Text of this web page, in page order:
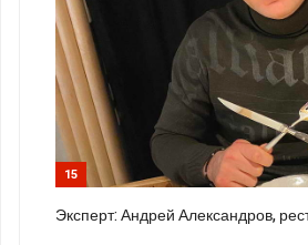
15
Эксперт: Андрей Александров,